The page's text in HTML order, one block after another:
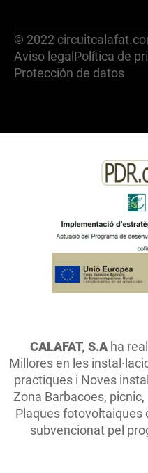
© 2022
Aviso legalPolítica de
Protección de datos
CALAFAT, S.Aha
Millores en les
practiques i Noves
Zona Barbacoes,
Plaques fotovoltaiques
subvencionat pel